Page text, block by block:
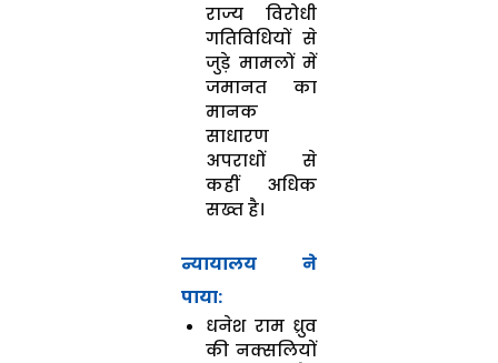
राज्य विरोधी
गतिविधियों से
जुड़े मामलों में
जमानत का
मानक
साधारण
अपराधों से
कहीं अधिक
सख्त है।
न्यायालय ने
पाया:
धनेश राम ध्रुव
की नक्सलियों